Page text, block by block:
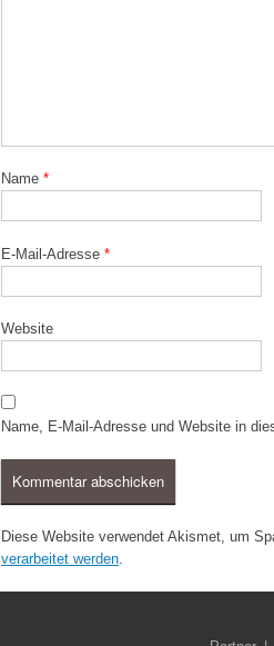
Name *
E-Mail-Adresse *
Website
Name, E-Mail-Adresse und Website in
Diese Website verwendet Akismet, um
verarbeitet werden